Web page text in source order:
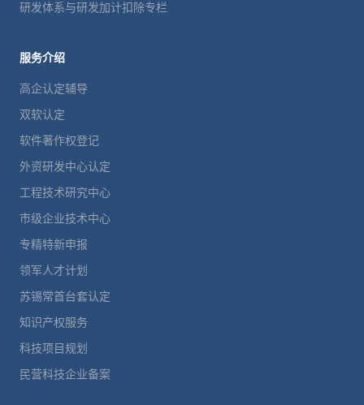
研发体系与研发加计扣除专栏
服务介绍
高企认定辅导
双软认定
软件著作权登记
外资研发中心认定
工程技术研究中心
市级企业技术中心
专精特新申报
领军人才计划
苏锡常首台套认定
知识产权服务
科技项目规划
民营科技企业备案